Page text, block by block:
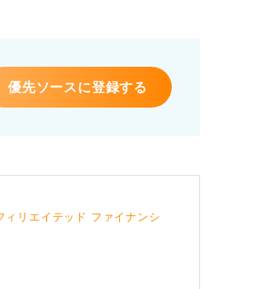
優先ソースに登録する
ィリエイテッド ファイナンシ